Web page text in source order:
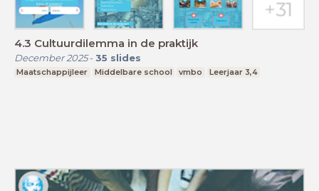
4.3 Cultuurdilemma in de praktijk
December 2025- 35 slides
Maatschappijleer Middelbare school vmbo Leerjaar 3,4